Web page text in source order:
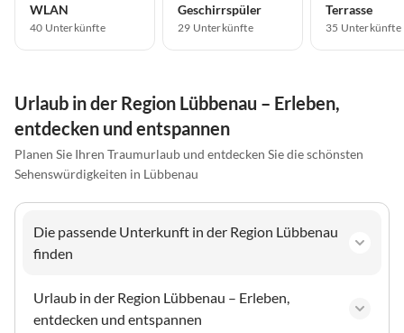
WLAN
40 Unterkünfte
Geschirrspüler
29 Unterkünfte
Terrasse
35 Unterkünfte
Urlaub in der Region Lübbenau – Erleben,
entdecken und entspannen
Planen Sie Ihren Traumurlaub und entdecken Sie die schönsten
Sehenswürdigkeiten in Lübbenau
Die passende Unterkunft in der Region Lübbenau
finden
Urlaub in der Region Lübbenau – Erleben,
entdecken und entspannen